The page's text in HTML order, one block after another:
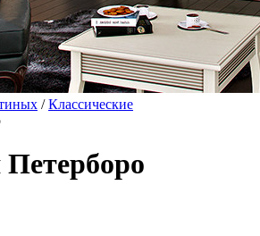
/Классические
Петерборо